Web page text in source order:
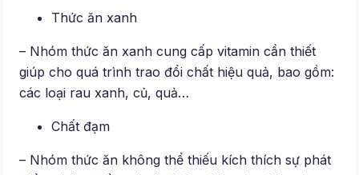
Thức ăn xanh
– Nhóm thức ăn xanh cung cấp vitamin cần thiết
giúp cho quá trình trao đổi chất hiệu quả, bao gồm:
các loại rau xanh, củ, quả…
Chất đạm
– Nhóm thức ăn không thể thiếu kích thích sự phát